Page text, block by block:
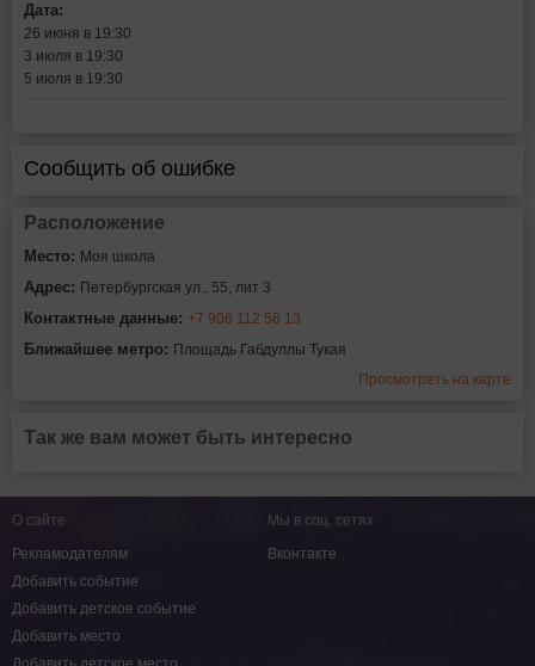
Дата:
26 июня в 19:30
3 июля в 19:30
5 июля в 19:30
Сообщить об ошибке
Расположение
Место: Моя школа
Адрес: Петербургская ул., 55, лит 3
Контактные данные: +7 906 112 56 13
Ближайшее метро: Площадь Габдуллы Тукая
Просмотреть на карте
Так же вам может быть интересно
О сайте
Рекламодателям
Добавить событие
Добавить детское событие
Добавить место
Мы в соц. сетях
Вконтакте